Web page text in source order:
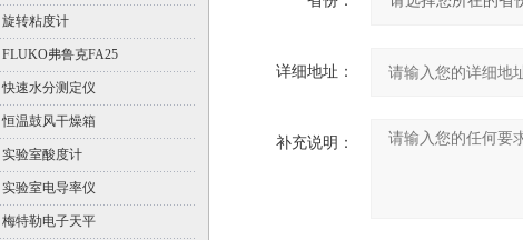
旋转粘度计
FLUKO弗鲁克FA25
快速水分测定仪
恒温鼓风干燥箱
实验室酸度计
实验室电导率仪
梅特勒电子天平
详细地址：
补充说明：